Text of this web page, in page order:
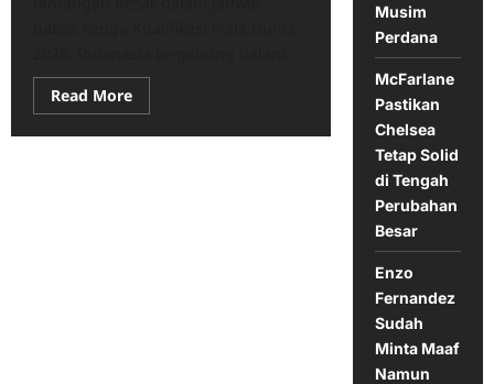
Read MoreRead
more
Jadwal
Musim
Perdana
McFarlane
Pastikan
Chelsea
Tetap Solid
di Tengah
Perubahan
Besar
Enzo
Fernandez
Sudah
Minta Maaf
Namun